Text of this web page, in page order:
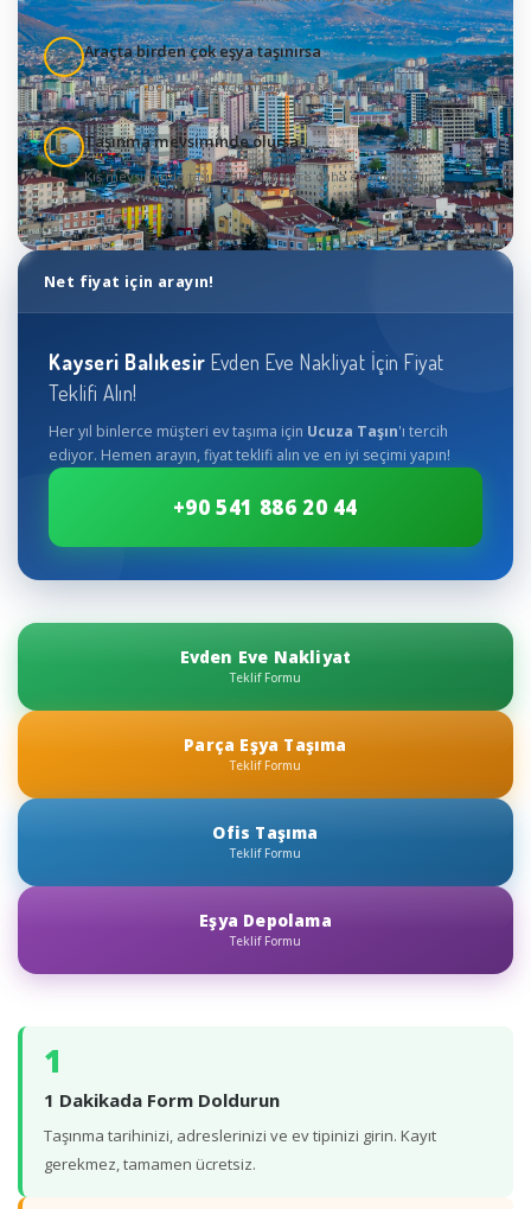
2 Araçta birden çok eşya taşınırsa
Masraflar bölüneceği için maliyet düşer
3 Taşınma mevsiminde olursa
Kış mevsiminde taşınmak yaza göre daha ekonomiktir
Net fiyat için arayın!
Kayseri Balıkesir Evden Eve Nakliyat İçin Fiyat
Teklifi Alın!
Her yıl binlerce müşteri ev taşıma için Ucuza Taşın'ı tercih
ediyor. Hemen arayın, fiyat teklifi alın ve en iyi seçimi yapın!
+90 541 886 20 44
Evden Eve Nakliyat
Teklif Formu
Parça Eşya Taşıma
Teklif Formu
Ofis Taşıma
Teklif Formu
Eşya Depolama
Teklif Formu
1
1 Dakikada Form Doldurun
Taşınma tarihinizi, adreslerinizi ve ev tipinizi girin. Kayıt
gerekmez, tamamen ücretsiz.